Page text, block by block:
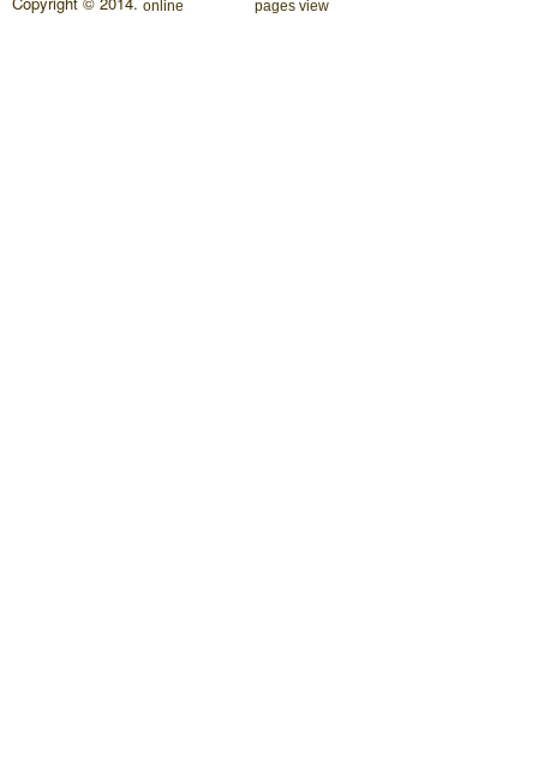
online pages view